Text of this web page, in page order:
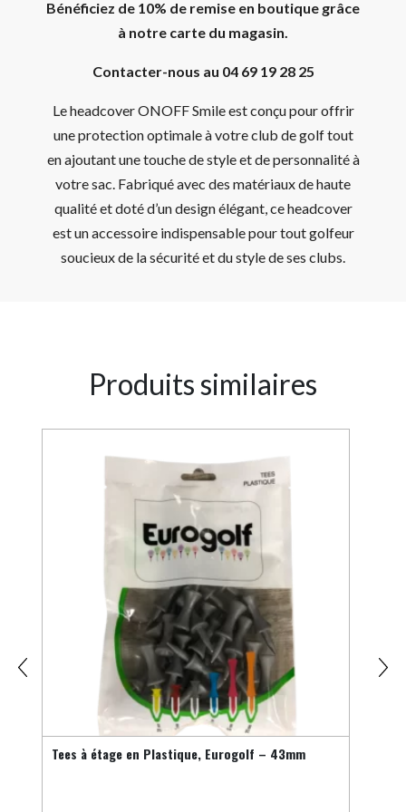
Bénéficiez de 10% de remise en boutique grâce
à notre carte du magasin.
Contacter-nous au 04 69 19 28 25
Le headcover ONOFF Smile est conçu pour offrir
une protection optimale à votre club de golf tout
en ajoutant une touche de style et de personnalité à
votre sac. Fabriqué avec des matériaux de haute
qualité et doté d’un design élégant, ce headcover
est un accessoire indispensable pour tout golfeur
soucieux de la sécurité et du style de ses clubs.
Produits similaires
Tees à étage en Plastique, Eurogolf – 43mm